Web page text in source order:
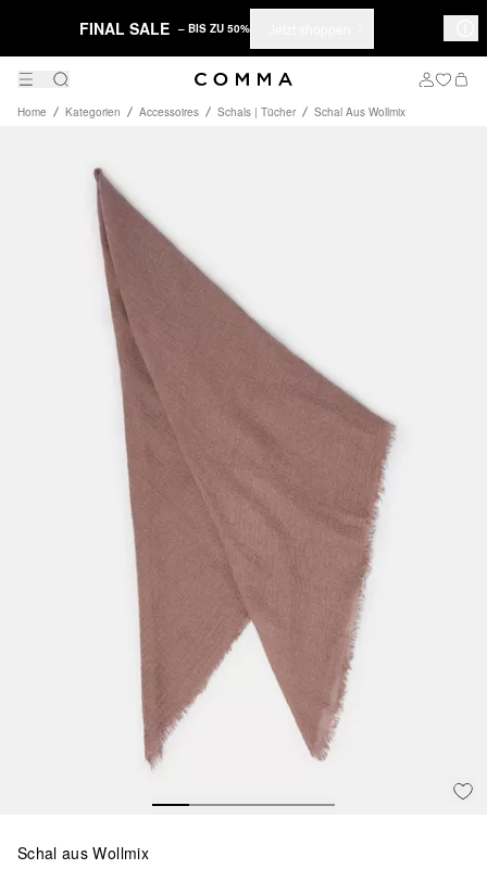
FINAL SALE – BIS ZU 50%
Home Kategorien Accessoires Schals | Tücher Schal Aus Wollmix
Schal aus Wollmix